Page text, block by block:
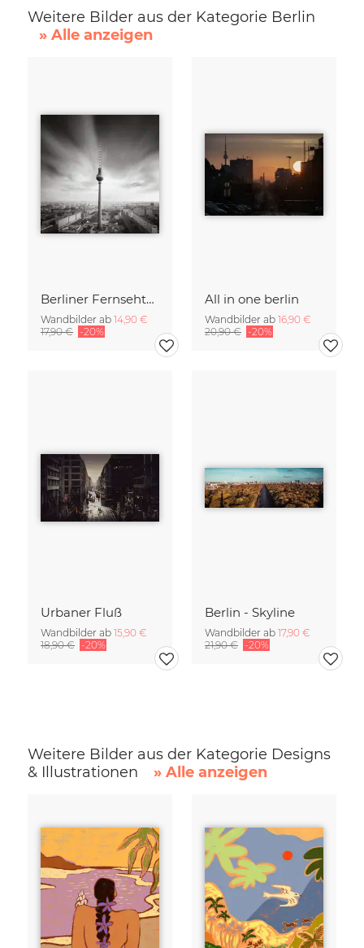
Weitere Bilder aus der Kategorie Berlin
» Alle anzeigen
Berliner Fernsehturm
Wandbilder ab 14,90 €
17,90 € -20%
All in one berlin
Wandbilder ab 16,90 €
20,90 € -20%
Urbaner Fluß
Wandbilder ab 15,90 €
18,90 € -20%
Berlin - Skyline
Wandbilder ab 17,90 €
21,90 € -20%
Weitere Bilder aus der Kategorie Designs
& Illustrationen
» Alle anzeigen